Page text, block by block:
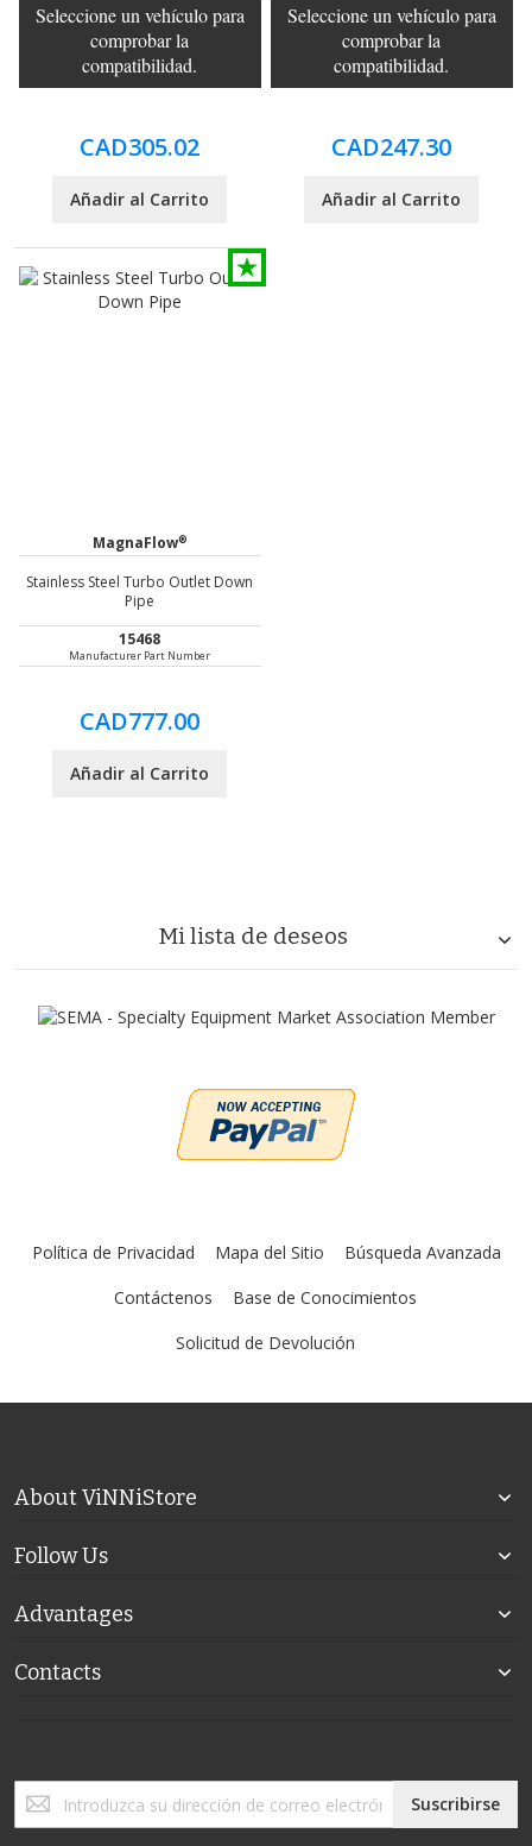
Seleccione un vehículo para
comprobar la
compatibilidad.
CAD305.02
Añadir al Carrito
Seleccione un vehículo para
comprobar la
compatibilidad.
CAD247.30
Añadir al Carrito
MagnaFlow®
Stainless Steel Turbo Outlet Down
Pipe
15468
Manufacturer Part Number
CAD777.00
Añadir al Carrito
Mi lista de deseos
Política de Privacidad Mapa del Sitio
Búsqueda Avanzada
Contáctenos
Base de Conocimientos
Solicitud de Devolución
About ViNNiStore
Follow Us
Advantages
Contacts
Inscríbase
Suscribirse